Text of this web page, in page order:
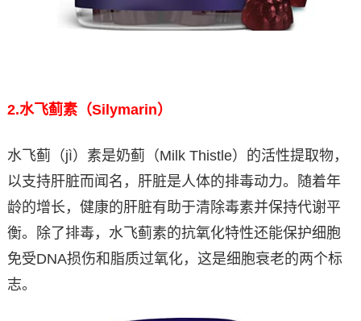
2.水飞蓟素（Silymarin）
水飞蓟（jì）素是奶蓟（Milk Thistle）的活性提取物，
以支持肝脏而闻名，肝脏是人体的排毒动力。随着年
龄的增长，健康的肝脏有助于清除毒素并保持代谢平
衡。除了排毒，水飞蓟素的抗氧化特性还能保护细胞
免受DNA损伤和脂质过氧化，这是细胞衰老的两个标
志。